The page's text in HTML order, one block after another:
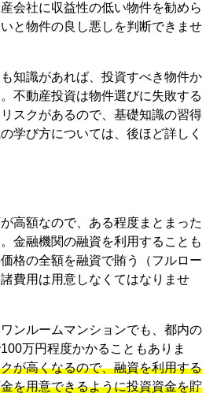
会社に収益性の低い物件を勧めら
と物件の良し悪しを判断できませ
知識があれば、投資すべき物件か
不動産投資は物件選びに失敗する
スクがあるので、基礎知識の習得
学び方については、後ほど詳しく
高額なので、ある程度まとまった
金融機関の融資を利用することも
格の全額を融資で賄う（フルロー
費用は用意しなくてはなりませ
ンルームマンションでも、都内の
万円程度かかることもありま
が高くなるので、融資を利用する
を用意できるように投資資金を貯